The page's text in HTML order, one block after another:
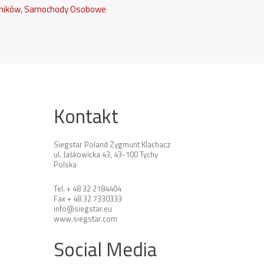
,Samochody Osobowe
Kontakt
Siegstar Poland Zygmunt Klachacz
ul. Jaśkowicka 43, 43-100 Tychy
Polska
Tel. + 48 32 2184404
Fax + 48 32 7330333
info@siegstar.eu
www.siegstar.com
Social Media